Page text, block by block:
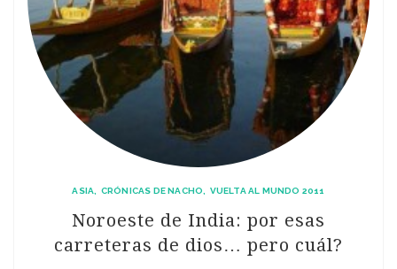
ASIA CRÓNICAS DE NACHO VUELTA AL MUNDO 2011
Noroeste de India: por esas
carreteras de dios… pero cuál?